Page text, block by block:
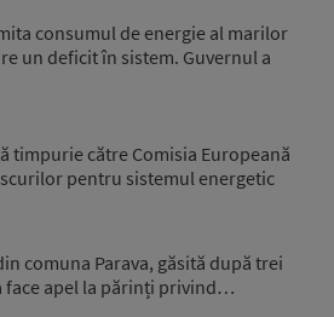
consumul de energie al marilor
un deficit în sistem. Guvernul a
timpurie către Comisia Europeană
pentru sistemul energetic
comuna Parava, găsită după trei
face apel la părinți privind…